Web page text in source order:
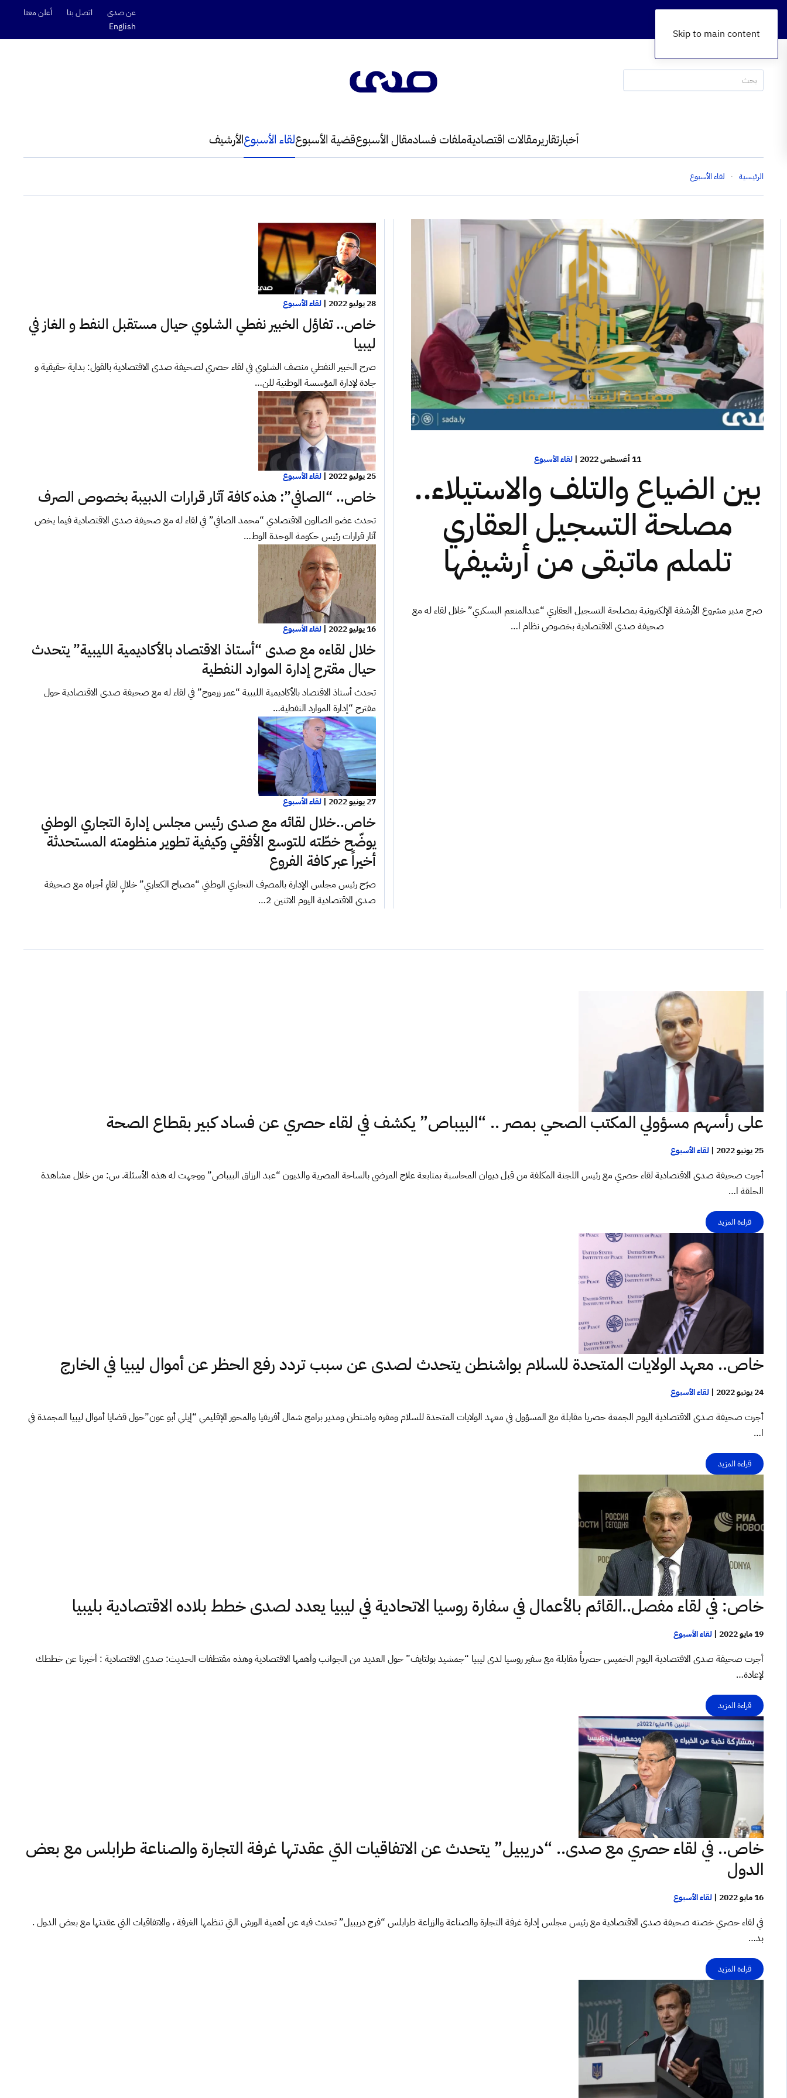
Skip to main content
عن صدى اتصل بنا
أعلن معنا
English
أخبارتقاريرمقالات اقتصاديةملفات فسادمقال الأسبوعقضية الأسبوعلقاء الأسبوعالأرشيف
الرئيسية لقاء الأسبوع
11 أغسطس 2022 |لقاء الأسبوع
بين الضياع والتلف والاستيلاء..
مصلحة التسجيل العقاري
تلملم ماتبقى من أرشيفها
صرح مدير مشروع الأرشفة الإلكترونية بمصلحة التسجيل العقاري “عبدالمنعم البسكري” خلال لقاء له مع
صحيفة صدى الاقتصادية بخصوص نظام ا…
28 يوليو 2022 | لقاء الأسبوع
خاص.. تفاؤل الخبير نفطي الشلوي حيال مستقبل النفط و الغاز في
ليبيا
صرح الخبير النفطي منصف الشلوي في لقاء حصري لصحيفة صدى الاقتصادية بالقول: بداية حقيقية و
جادة لإدارة المؤسسة الوطنية للن…
25 يوليو 2022 | لقاء الأسبوع
خاص.. “الصافي”: هذه كافة آثار قرارات الدبيبة بخصوص الصرف
تحدث عضو الصالون الاقتصادي “محمد الصافي” في لقاء له مع صحيفة صدى الاقتصادية فيما يخص
آثار قرارات رئيس حكومة الوحدة الوط…
16 يوليو 2022 | لقاء الأسبوع
خلال لقاءه مع صدى “أستاذ الاقتصاد بالأكاديمية الليبية” يتحدث
حيال مقترح إدارة الموارد النفطية
تحدث أستاذ الاقتصاد بالأكاديمية الليبية “عمر زرموح” في لقاء له مع صحيفة صدى الاقتصادية حول
مقترح “إدارة الموارد النفطية…
27 يونيو 2022 | لقاء الأسبوع
خاص..خلال لقائه مع صدى رئيس مجلس إدارة التجاري الوطني
يوضّح خطّته للتوسع الأفقي وكيفية تطوير منظومته المستحدثة
أخيراً عبر كافة الفروع
صرّح رئيس مجلس الإدارة بالمصرف التجاري الوطني “مصباح الكعاري” خلالٍ لقاءٍ أجراه مع صحيفة
صدى الاقتصادية اليوم الاثنين 2…
على رأسهم مسؤولي المكتب الصحي بمصر .. “البيباص” يكشف في لقاء حصري عن فساد كبير بقطاع الصحة
25 يونيو 2022 | لقاء الأسبوع
أجرت صحيفة صدى الاقتصادية لقاء حصري مع رئيس اللجنة المكلفة من قبل ديوان المحاسبة بمتابعة علاج المرضى بالساحة المصرية والديون “عبد الرزاق البيباص” ووجهت له هذه الأسئلة. س: من خلال مشاهدة
الحلقة ا…
قراءة المزيد
خاص.. معهد الولايات المتحدة للسلام بواشنطن يتحدث لصدى عن سبب تردد رفع الحظر عن أموال ليبيا في الخارج
24 يونيو 2022 | لقاء الأسبوع
أجرت صحيفة صدى الاقتصادية اليوم الجمعة حصريا مقابلة مع المسؤول في معهد الولايات المتحدة للسلام ومقره واشنطن ومدير برامج شمال أفريقيا والمحور الإقليمي “إيلي أبو عون”حول قضايا أموال ليبيا المجمدة في
ا…
قراءة المزيد
خاص: في لقاء مفصل..القائم بالأعمال في سفارة روسيا الاتحادية في ليبيا يعدد لصدى خطط بلاده الاقتصادية بليبيا
19 مايو 2022 | لقاء الأسبوع
أجرت صحيفة صدى الاقتصادية اليوم الخميس حصرياً مقابلة مع سفير روسيا لدى ليبيا “جمشيد بولتايف” حول العديد من الجوانب وأهمها الاقتصادية وهذه مقتطفات الحديث: صدى الاقتصادية : أخبرنا عن خططك
لإعادة…
قراءة المزيد
خاص.. في لقاء حصري مع صدى.. “دريبيل” يتحدث عن الاتفاقيات التي عقدتها غرفة التجارة والصناعة طرابلس مع بعض
الدول
16 مايو 2022 | لقاء الأسبوع
في لقاء حصري خصته صحيفة صدى الاقتصادية مع رئيس مجلس إدارة غرفة التجارة والصناعة والزراعة طرابلس “فرج دريبيل” تحدث فيه عن أهمية الورش التي تنظمها الغرفة ، والاتفاقيات التي عقدتها مع بعض الدول .
بد…
قراءة المزيد